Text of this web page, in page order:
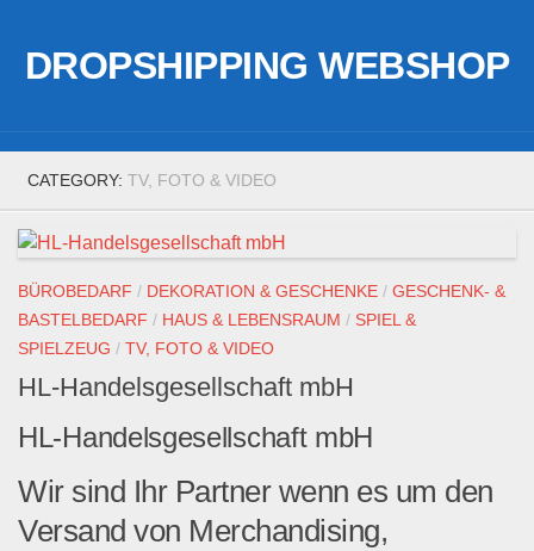
contentDROPSHIPPING WEBSHOP
CATEGORY: TV, FOTO & VIDEO
BÜROBEDARF / DEKORATION & GESCHENKE / GESCHENK- &
BASTELBEDARF / HAUS & LEBENSRAUM / SPIEL &
SPIELZEUG / TV, FOTO & VIDEO
HL-Handelsgesellschaft mbH
HL-Handelsgesellschaft mbH
Wir sind Ihr Partner wenn es um den
Versand von Merchandising,